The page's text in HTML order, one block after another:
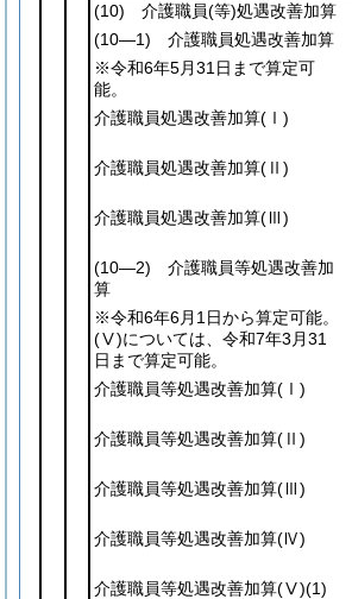
(10) 介護職員(等)処遇改善加算
(10―1) 介護職員処遇改善加算
※令和6年5月31日まで算定可
能。
介護職員処遇改善加算(Ⅰ)
介護職員処遇改善加算(Ⅱ)
介護職員処遇改善加算(Ⅲ)
(10―2) 介護職員等処遇改善加
算
※令和6年6月1日から算定可能。
(Ⅴ)については、令和7年3月31
日まで算定可能。
介護職員等処遇改善加算(Ⅰ)
介護職員等処遇改善加算(Ⅱ)
介護職員等処遇改善加算(Ⅲ)
介護職員等処遇改善加算(Ⅳ)
介護職員等処遇改善加算(Ⅴ)(1)